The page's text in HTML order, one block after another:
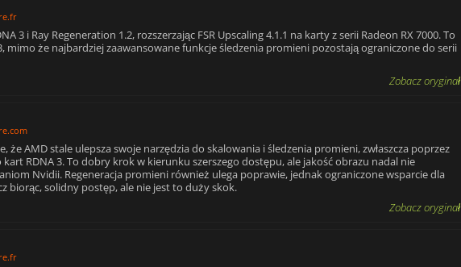
3 i Ray Regeneration 1.2, rozszerzając FSR Upscaling 4.1.1 na karty z serii Radeon RX 7000. To
mimo że najbardziej zaawansowane funkcje śledzenia promieni pozostają ograniczone do serii
Zobacz oryginał
że AMD stale ulepsza swoje narzędzia do skalowania i śledzenia promieni, zwłaszcza poprzez
kart RDNA 3. To dobry krok w kierunku szerszego dostępu, ale jakość obrazu nadal nie
Nvidii. Regeneracja promieni również ulega poprawie, jednak ograniczone wsparcie dla
biorąc, solidny postęp, ale nie jest to duży skok.
Zobacz oryginał